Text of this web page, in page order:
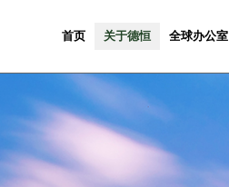
首页 关于德恒 全球办公室